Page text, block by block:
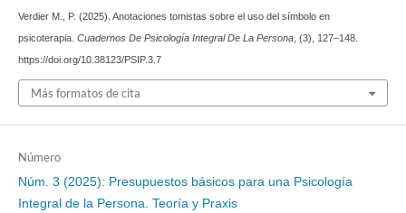
Verdier M., P. (2025). Anotaciones tomistas sobre el uso del símbolo en
psicoterapia. Cuadernos De Psicología Integral De La Persona, (3), 127–148.
https://doi.org/10.38123/PSIP.3.7
Más formatos de cita
Número
Núm. 3 (2025): Presupuestos básicos para una Psicología
Integral de la Persona. Teoría y Praxis